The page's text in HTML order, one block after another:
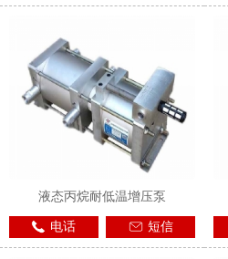
液态丙烷耐低温增压泵
电话 短信